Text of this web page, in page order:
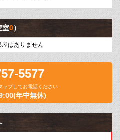
室0）
屋はありません
5577
ップしてお電話ください
年中無休)